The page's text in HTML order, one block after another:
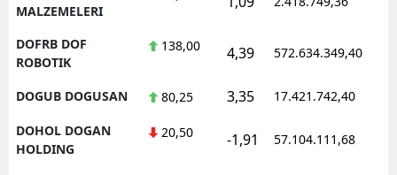
MALZEMELERI
DOFRB DOF
ROBOTIK
138,00 4,39 572.634.349,40
DOGUB DOGUSAN 80,25 3,35 17.421.742,40
DOHOL DOGAN
HOLDING
20,50 -1,91 57.104.111,68